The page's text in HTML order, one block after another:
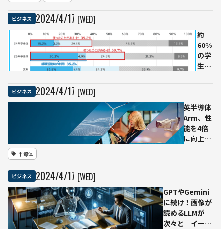
製品を
上回る
性能で
市場挑
ビジネス 2024/4/17 [WED]
約
60%
の学
生が
トAI
を活
用、
前年
加
2025
年卒
大学
ビジネス 2024/4/17 [WED]
英半導体
Arm、性
能を4倍
に向上さ
ューラ
ル・プロ
セッシン
グ・ユニ
半導体
ビジネス 2024/4/17 [WED]
GPTやGemini
に続け！画像が
読めるLLMが
次々と イーロ